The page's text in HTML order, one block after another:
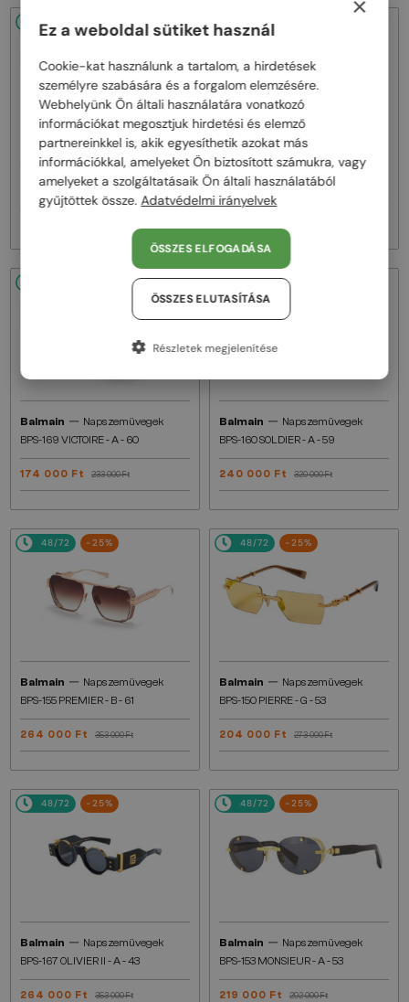
48/72 -25%
Balmain—Napszemüvegek
BPS-169 VICTOIRE - C - 60
48/72
Balmain—Napszemüvegek
BPS-169 VICTOIRE - B - 60
Balmain — Napszemüvegek
BPS-169 VICTOIRE - A - 60
174 000 Ft 233 000 Ft
48/72 -25%
Balmain — Napszemüvegek
BPS-160 SOLDIER - A - 59
240 000 Ft 320 000 Ft
48/72 -25%
Balmain — Napszemüvegek
BPS-155 PREMIER - B - 61
264 000 Ft 353 000 Ft
48/72 -25%
Balmain — Napszemüvegek
BPS-150 PIERRE - G - 53
204 000 Ft 273 000 Ft
48/72 -25%
Balmain — Napszemüvegek
BPS-167 OLIVIER II - A - 43
264 000 Ft 353 000 Ft
48/72 -25%
Balmain — Napszemüvegek
BPS-153 MONSIEUR - A - 53
219 000 Ft 292 000 Ft
×
Ez a weboldal sütiket használ
Cookie-kat használunk a tartalom, a hirdetések
személyre szabására és a forgalom elemzésére.
Webhelyünk Ön általi használatára vonatkozó
információkat megosztjuk hirdetési és elemző
partnereinkkel is, akik egyesíthetik azokat más
információkkal, amelyeket Ön biztosított számukra, vagy
amelyeket a szolgáltatásaik Ön általi használatából
gyűjtöttek össze. Adatvédelmi irányelvek
ÖSSZES ELFOGADÁSA
ÖSSZES ELUTASÍTÁSA
Részletek megjelenítése